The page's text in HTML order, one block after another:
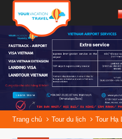
Trang chủ Tour du lịch Tour Hạ